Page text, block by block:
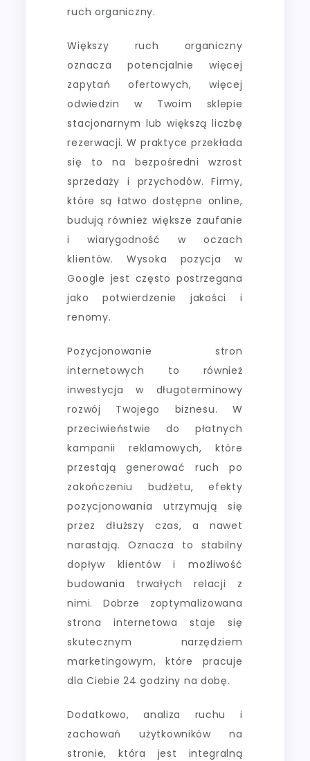
ruch organiczny.
Większy ruch organiczny
oznacza potencjalnie więcej
zapytań ofertowych, więcej
odwiedzin w Twoim sklepie
stacjonarnym lub większą liczbę
rezerwacji. W praktyce przekłada
się to na bezpośredni wzrost
sprzedaży i przychodów. Firmy,
które są łatwo dostępne online,
budują również większe zaufanie
i wiarygodność w oczach
klientów. Wysoka pozycja w
Google jest często postrzegana
jako potwierdzenie jakości i
renomy.
Pozycjonowanie stron
internetowych to również
inwestycja w długoterminowy
rozwój Twojego biznesu. W
przeciwieństwie do płatnych
kampanii reklamowych, które
przestają generować ruch po
zakończeniu budżetu, efekty
pozycjonowania utrzymują się
przez dłuższy czas, a nawet
narastają. Oznacza to stabilny
dopływ klientów i możliwość
budowania trwałych relacji z
nimi. Dobrze zoptymalizowana
strona internetowa staje się
skutecznym narzędziem
marketingowym, które pracuje
dla Ciebie 24 godziny na dobę.
Dodatkowo, analiza ruchu i
zachowań użytkowników na
stronie, która jest integralną